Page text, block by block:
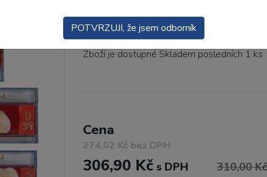
Kód produktu: 803331
Zboží je dostupné Skladem posledních 1 ks
Cena
274,02 Kč bez DPH
306,90 Kč s DPH 310,00 Kč
POTVRZUJI, že jsem odborník